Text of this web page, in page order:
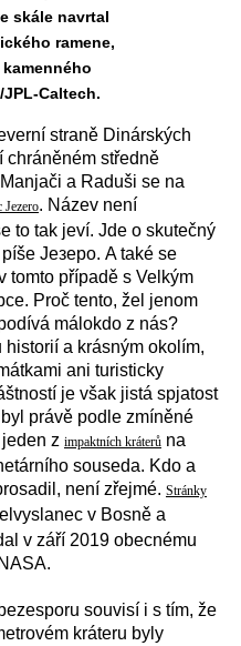
skále navrtal
ramene,
Caltech.
straně Dinárských
chráněném středně
a Raduši se na
Jezero. Název není
to tak jeví. Jde o skutečný
Језеро. A také se
tomto případě s Velkým
Proč tento, žel jenom
málokdo z nás?
a krásným okolím,
ani turisticky
je však jistá spjatost
právě podle zmíněné
z impaktních kráterů na
souseda. Kdo a
není zřejmé. Stránky
v Bosně a
v září 2019 obecnému
souvisí i s tím, že
kráteru byly